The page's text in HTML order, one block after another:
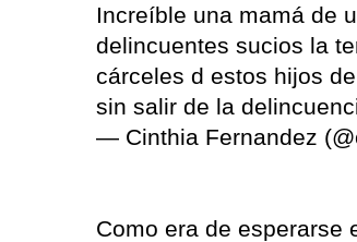
Increíble una mamá de
delincuentes sucios la
cárceles d estos hijos
sin salir de la
— Cinthia Fernandez
Como era de esperarse